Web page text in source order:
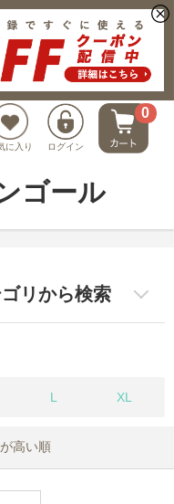
に入り ログイン
0
ト
ゴール
リから検索
L XL
高い順